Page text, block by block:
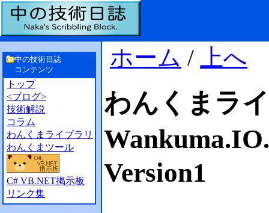
ホーム / 上へ
わんくまラ
Version1
中の技術日誌
コンテンツ
トップ
<ブログ>
技術解説
コラム
わんくまライブラリ
わんくまツール
C# VB.NET掲示板
リンク集